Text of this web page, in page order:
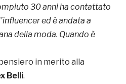
30 anni ha contattato
ed è andata a
della moda. Quando è
in merito alla
Belli.